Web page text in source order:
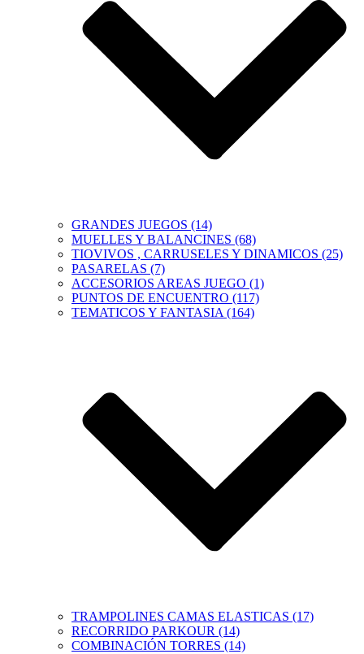
GRANDES JUEGOS (14)
MUELLES Y BALANCINES (68)
TIOVIVOS , CARRUSELES Y DINAMICOS (25)
PASARELAS (7)
ACCESORIOS AREAS JUEGO (1)
PUNTOS DE ENCUENTRO (117)
TEMATICOS Y FANTASIA (164)
TRAMPOLINES CAMAS ELASTICAS (17)
RECORRIDO PARKOUR (14)
COMBINACIÓN TORRES (14)